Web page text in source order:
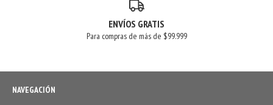
ENVÍOS GRATIS
Para compras de más de $99.999
NAVEGACIÓN